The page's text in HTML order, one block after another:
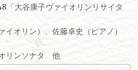
「大谷康子ヴァイオリンリサイタ
イオリン）、佐藤卓史（ピアノ）
リンソナタ 他